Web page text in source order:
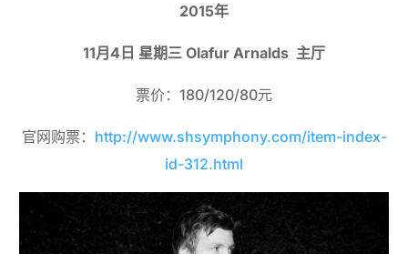
2015年
11月4日 星期三 Olafur Arnalds 主厅
票价：180/120/80元
官网购票： http://www.shsymphony.com/item-index-
id-312.html